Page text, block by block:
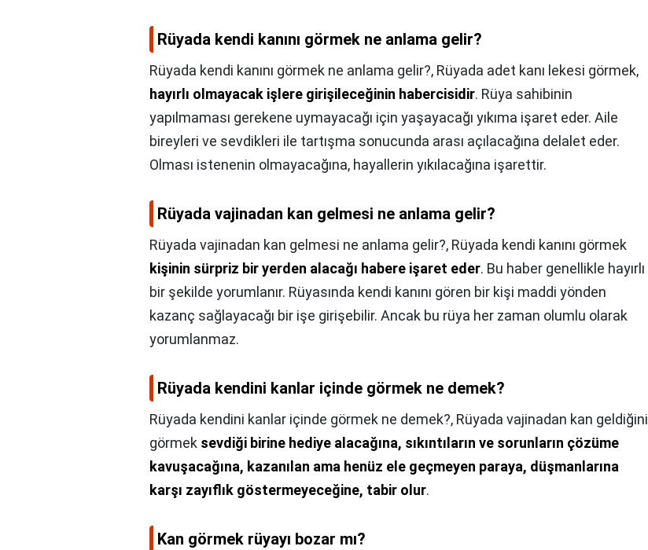
Rüyada kendi kanını görmek ne anlama gelir?
Rüyada kendi kanını görmek ne anlama gelir?, Rüyada adet kanı lekesi görmek,
hayırlı olmayacak işlere girişileceğinin habercisidir. Rüya sahibinin
yapılmaması gerekene uymayacağı için yaşayacağı yıkıma işaret eder. Aile
bireyleri ve sevdikleri ile tartışma sonucunda arası açılacağına delalet eder.
Olması istenenin olmayacağına, hayallerin yıkılacağına işarettir.
Rüyada vajinadan kan gelmesi ne anlama gelir?
Rüyada vajinadan kan gelmesi ne anlama gelir?, Rüyada kendi kanını görmek
kişinin sürpriz bir yerden alacağı habere işaret eder. Bu haber genellikle hayırlı
bir şekilde yorumlanır. Rüyasında kendi kanını gören bir kişi maddi yönden
kazanç sağlayacağı bir işe girişebilir. Ancak bu rüya her zaman olumlu olarak
yorumlanmaz.
Rüyada kendini kanlar içinde görmek ne demek?
Rüyada kendini kanlar içinde görmek ne demek?, Rüyada vajinadan kan geldiğini
görmek sevdiği birine hediye alacağına, sıkıntıların ve sorunların çözüme
kavuşacağına, kazanılan ama henüz ele geçmeyen paraya, düşmanlarına
karşı zayıflık göstermeyeceğine, tabir olur.
Kan görmek rüyayı bozar mı?